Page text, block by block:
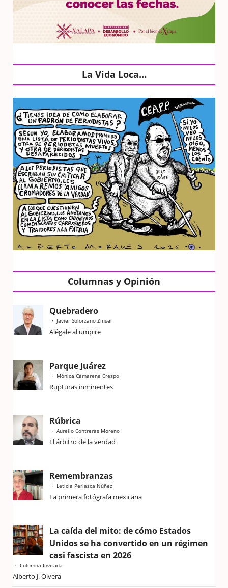
La Vida Loca…
Columnas y Opinión
Quebradero
Javier Solorzano Zinser
Alégale al umpire
Parque Juárez
Mónica Camarena Crespo
Rupturas inminentes
Rúbrica
Aurelio Contreras Moreno
El árbitro de la verdad
Remembranzas
Leticia Perlasca Núñez
La primera fotógrafa mexicana
La caída del mito: de cómo Estados
Unidos se ha convertido en un régimen
casi fascista en 2026
Columna Invitada
Alberto J. Olvera